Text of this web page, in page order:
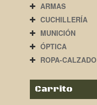
ARMAS
CUCHILLERÍA
MUNICIÓN
ÓPTICA
ROPA-CALZADO
Carrito